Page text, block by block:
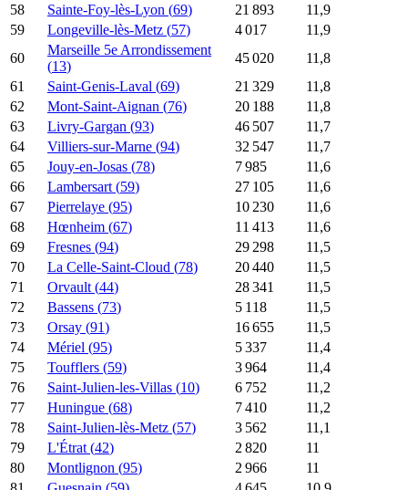
58
Sainte-Foy-lès-Lyon (69) 21 893
11,9
59
Longeville-lès-Metz (57) 4 017
11,9
60
Marseille 5e Arrondissement
(13)
45 020
11,8
61
Saint-Genis-Laval (69) 21 329
11,8
62
Mont-Saint-Aignan (76) 20 188
11,8
63
Livry-Gargan (93) 46 507
11,7
64
Villiers-sur-Marne (94) 32 547
11,7
65
Jouy-en-Josas (78) 7 985
11,6
66
Lambersart (59) 27 105
11,6
67
Pierrelaye (95) 10 230
11,6
68
Hœnheim (67) 11 413
11,6
69
Fresnes (94) 29 298
11,5
70
La Celle-Saint-Cloud (78) 20 440
11,5
71
Orvault (44) 28 341
11,5
72
Bassens (73) 5 118
11,5
73
Orsay (91) 16 655
11,5
74
Mériel (95) 5 337
11,4
75
Toufflers (59) 3 964
11,4
76
Saint-Julien-les-Villas (10) 6 752
11,2
77
Huningue (68) 7 410
11,2
78
Saint-Julien-lès-Metz (57) 3 562
11,1
79
L'Étrat (42) 2 820
11
80
Montlignon (95) 2 966
11